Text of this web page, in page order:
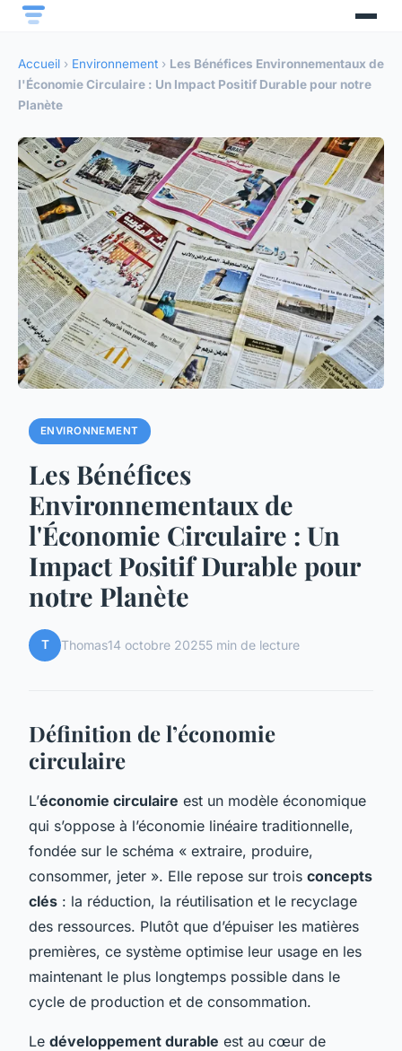
Accueil › Environnement › Les Bénéfices Environnementaux de
l'Économie Circulaire : Un Impact Positif Durable pour notre
Planète
ENVIRONNEMENT
Les Bénéfices
Environnementaux de
l'Économie Circulaire : Un
Impact Positif Durable pour
notre Planète
T Thomas14 octobre 20255 min de lecture
Définition de l’économie
circulaire
L’économie circulaire est un modèle économique
qui s’oppose à l’économie linéaire traditionnelle,
fondée sur le schéma « extraire, produire,
consommer, jeter ». Elle repose sur trois concepts
clés : la réduction, la réutilisation et le recyclage
des ressources. Plutôt que d’épuiser les matières
premières, ce système optimise leur usage en les
maintenant le plus longtemps possible dans le
cycle de production et de consommation.
Le développement durable est au cœur de